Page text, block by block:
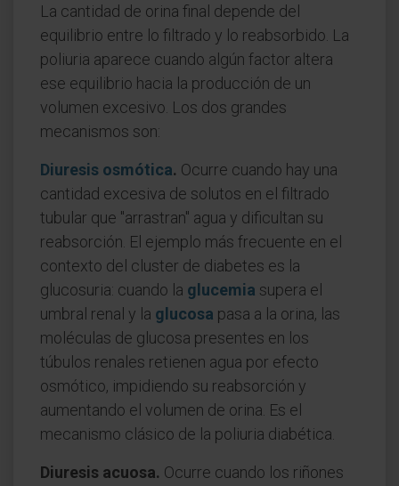
La cantidad de orina final depende del
equilibrio entre lo filtrado y lo reabsorbido. La
poliuria aparece cuando algún factor altera
ese equilibrio hacia la producción de un
volumen excesivo. Los dos grandes
mecanismos son:
Diuresis osmótica. Ocurre cuando hay una
cantidad excesiva de solutos en el filtrado
tubular que "arrastran" agua y dificultan su
reabsorción. El ejemplo más frecuente en el
contexto del cluster de diabetes es la
glucosuria: cuando la glucemia supera el
umbral renal y la glucosa pasa a la orina, las
moléculas de glucosa presentes en los
túbulos renales retienen agua por efecto
osmótico, impidiendo su reabsorción y
aumentando el volumen de orina. Es el
mecanismo clásico de la poliuria diabética.
Diuresis acuosa. Ocurre cuando los riñones